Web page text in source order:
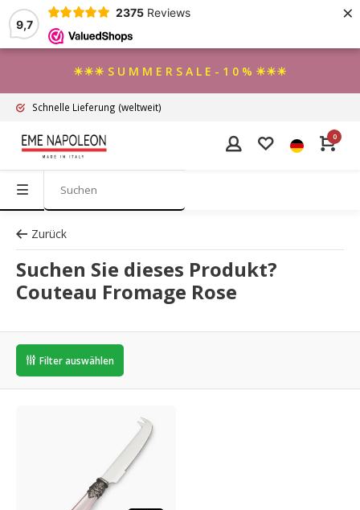
9,7
2375 Reviews ×
☀☀☀ S U M M E R S A L E - 1 0 % ☀☀☀
Schnelle Lieferung (weltweit)
0
Zurück
Suchen Sie dieses Produkt?
Couteau Fromage Rose
Filter auswählen